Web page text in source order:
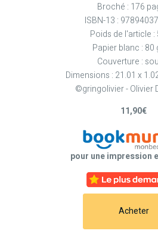
Broché : 176
ISBN-13 :
Poids de l'article :
Papier blanc : 80
Couverture :
Dimensions : 21.01 x
©gringolivier - Olivier
11,90€
pour une impression
Acheter